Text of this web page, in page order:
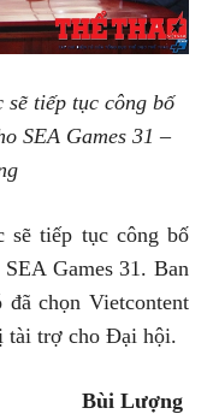
tiếp tục công bố
SEA Games 31 –
sẽ tiếp tục công bố
Games 31. Ban
chọn Vietcontent
tài trợ cho Đại hội.
Bùi Lượng